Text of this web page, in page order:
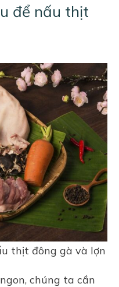
để nấu thịt
thịt đông gà và lợn
chúng ta cần